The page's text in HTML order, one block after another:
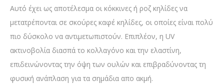
Αυτό έχει ως αποτέλεσμα οι κόκκινες ή ροζ κηλίδες να
μετατρέπονται σε σκούρες καφέ κηλίδες, οι οποίες είναι πολύ
πιο δύσκολο να αντιμετωπιστούν. Επιπλέον, η UV
ακτινοβολία διασπά το κολλαγόνο και την ελαστίνη,
επιδεινώνοντας την όψη των ουλών και επιβραδύνοντας τη
φυσική ανάπλαση για τα σημάδια απο ακμή.